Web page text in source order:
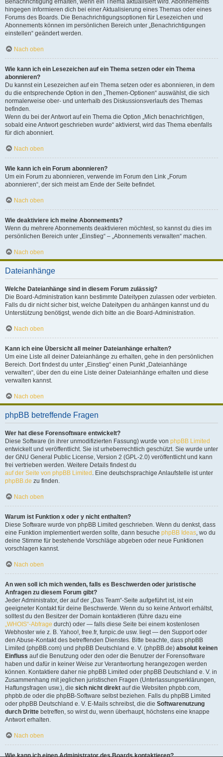
Benachrichtigung erhalten, wenn ein Thema aktualisiert wird. Abonnements
hingegen informieren dich bei einer Aktualisierung eines Themas oder eines
Forums des Boards. Die Benachrichtigungsoptionen für Lesezeichen und
Abonnements können im persönlichen Bereich unter „Benachrichtigungen
einstellen“ geändert werden.
Nach oben
Wie kann ich ein Lesezeichen auf ein Thema setzen oder ein Thema
abonnieren?
Du kannst ein Lesezeichen auf ein Thema setzen oder es abonnieren, in dem
du die entsprechende Option in den „Themen-Optionen“ auswählst, die sich
normalerweise ober- und unterhalb des Diskussionsverlaufs des Themas
befinden.
Wenn du bei der Antwort auf ein Thema die Option „Mich benachrichtigen,
sobald eine Antwort geschrieben wurde“ aktivierst, wird das Thema ebenfalls
für dich abonniert.
Nach oben
Wie kann ich ein Forum abonnieren?
Um ein Forum zu abonnieren, verwende im Forum den Link „Forum
abonnieren“, der sich meist am Ende der Seite befindet.
Nach oben
Wie deaktiviere ich meine Abonnements?
Wenn du mehrere Abonnements deaktivieren möchtest, so kannst du dies im
persönlichen Bereich unter „Einstieg“ – „Abonnements verwalten“ machen.
Nach oben
Dateianhänge
Welche Dateianhänge sind in diesem Forum zulässig?
Die Board-Administration kann bestimmte Dateitypen zulassen oder verbieten.
Falls du dir nicht sicher bist, welche Dateitypen du anhängen kannst und du
Unterstützung benötigst, wende dich bitte an die Board-Administration.
Nach oben
Kann ich eine Übersicht all meiner Dateianhänge erhalten?
Um eine Liste all deiner Dateianhänge zu erhalten, gehe in den persönlichen
Bereich. Dort findest du unter „Einstieg“ einen Punkt „Dateianhänge
verwalten“, über den du eine Liste deiner Dateianhänge erhalten und diese
verwalten kannst.
Nach oben
phpBB betreffende Fragen
Wer hat diese Forensoftware entwickelt?
Diese Software (in ihrer unmodifizierten Fassung) wurde von phpBB Limited
entwickelt und veröffentlicht. Sie ist urheberrechtlich geschützt. Sie wurde unter
der GNU General Public License, Version 2 (GPL-2.0) veröffentlicht und kann
frei vertrieben werden. Weitere Details findest du
auf der Seite von phpBB Limited . Eine deutschsprachige Anlaufstelle ist unter
phpBB.de zu finden.
Nach oben
Warum ist Funktion x oder y nicht enthalten?
Diese Software wurde von phpBB Limited geschrieben. Wenn du denkst, dass
eine Funktion implementiert werden sollte, dann besuche phpBB Ideas, wo du
deine Stimme für bestehende Vorschläge abgeben oder neue Funktionen
vorschlagen kannst.
Nach oben
An wen soll ich mich wenden, falls es Beschwerden oder juristische
Anfragen zu diesem Forum gibt?
Jeder Administrator, der auf der „Das Team“-Seite aufgeführt ist, ist ein
geeigneter Kontakt für deine Beschwerde. Wenn du so keine Antwort erhältst,
solltest du den Besitzer der Domain kontaktieren (führe dazu eine
„WHOIS“-Abfrage durch) oder — falls diese Seite bei einem kostenlosen
Webhoster wie z. B. Yahoo!, free.fr, funpic.de usw. liegt — den Support oder
den Abuse-Kontakt des betreffenden Dienstes. Bitte beachte, dass phpBB
Limited (phpBB.com) und phpBB Deutschland e. V. (phpBB.de) absolut keinen
Einfluss auf die Benutzung oder den oder die Benutzer der Forensoftware
haben und dafür in keiner Weise zur Verantwortung herangezogen werden
können. Kontaktiere daher nie phpBB Limited oder phpBB Deutschland e. V. in
Zusammenhang mit jeglichen juristischen Fragen (Unterlassungserklärungen,
Haftungsfragen usw.), die sich nicht direkt auf die Websiten phpbb.com,
phpbb.de oder die phpBB-Software selbst beziehen. Falls du phpBB Limited
oder phpBB Deutschland e. V. E-Mails schreibst, die die Softwarenutzung
durch Dritte betreffen, so wirst du, wenn überhaupt, höchstens eine knappe
Antwort erhalten.
Nach oben
Wie kann ich einen Administrator des Boards kontaktieren?